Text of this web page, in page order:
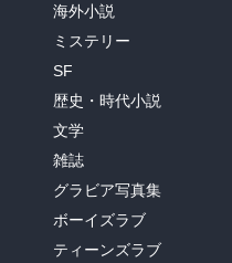
海外小説
ミステリー
SF
歴史・時代小説
文学
雑誌
グラビア写真集
ボーイズラブ
ティーンズラブ